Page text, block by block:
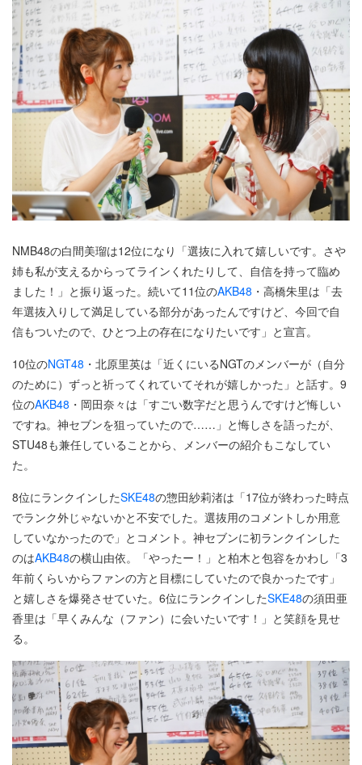
​NMB48の白間美瑠は12位になり「選抜に入れて嬉しいです。さや
姉も私が支えるからってラインくれたりして、自信を持って臨め
ました！」と振り返った。続いて11位のAKB48 ・高橋朱里は「去
年選抜入りして満足している部分があったんですけど、今回で自
信もついたので、ひとつ上の存在になりたいです」と宣言。
10位のNGT48 ・北原里英は「近くにいるNGTのメンバーが（自分
のために）ずっと祈ってくれていてそれが嬉しかった」と話す。9
位のAKB48 ・岡田奈々は「すごい数字だと思うんですけど悔しい
ですね。神セブンを狙っていたので……」と悔しさを語ったが、
STU48も兼任していることから、メンバーの紹介もこなしてい
た。
8位にランクインしたSKE48の惣田紗莉渚は「17位が終わった時点
でランク外じゃないかと不安でした。選抜用のコメントしか用意
していなかったので」とコメント。神セブンに初ランクインした
のはAKB48の横山由依。「やったー！」と柏木と包容をかわし「3
年前くらいからファンの方と目標にしていたので良かったです」
と嬉しさを爆発させていた。6位にランクインしたSKE48の須田亜
香里は「早くみんな（ファン）に会いたいです！」と笑顔を見せ
る。